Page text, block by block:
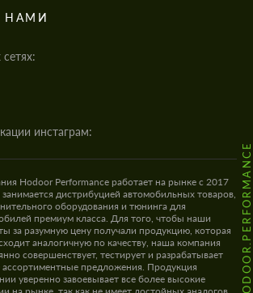
НАМИ
инстаграм:
@HODOOR.PERFORMANCE
Hodoor Performance работает на рынке с 2017
занимается дистрибуцией автомобильных товаров,
оборудования и тюнинга для
премиум класса. Для того, чтобы наши
за разумную цену получали продукцию, которая
аналогичную по качеству, наша компания
совершенствует, тестирует и разрабатывает
ассортиментные предложения. Продукция
уверенно завоевывает все более высокие